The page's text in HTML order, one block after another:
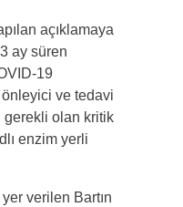
açıklamaya
ay süren
19
ve tedavi
gerekli olan kritik
enzim yerli
verilen Bartın